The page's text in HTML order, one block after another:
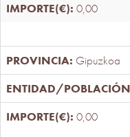
0,00
Gipuzkoa
0,00